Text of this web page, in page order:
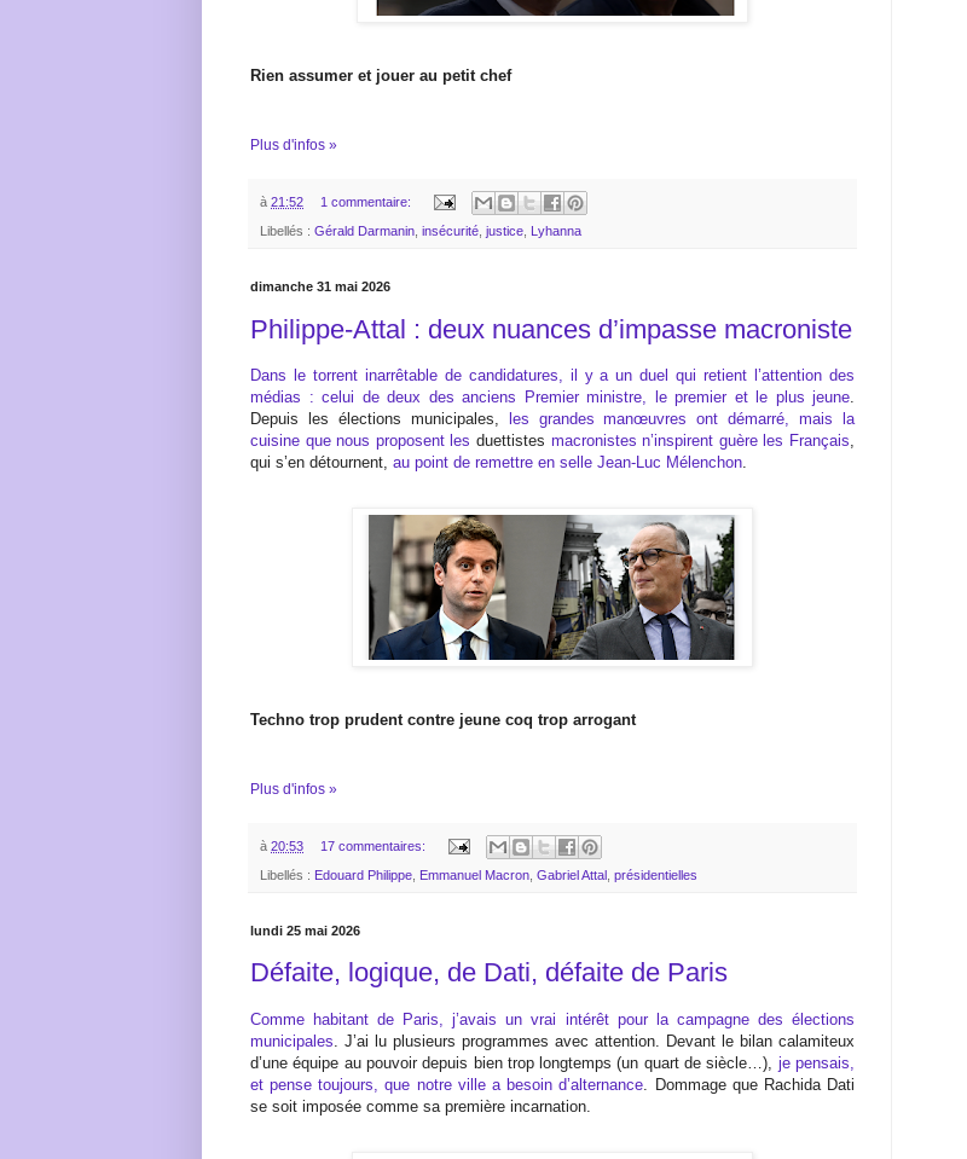
Rien assumer et jouer au petit chef
Plus d'infos »
à 21:52 1 commentaire:
Libellés : Gérald Darmanin insécurité justice Lyhanna
dimanche 31 mai 2026
Philippe-Attal : deux nuances d’impasse macroniste
Dans le torrent inarrêtable de candidatures, il y a un duel qui retient l’attention des
médias : celui de deux des anciens Premier ministre, le premier et le plus jeune
Depuis les élections municipales,
les grandes manœuvres ont démarré, mais la
cuisine que nous proposent les duettistes macronistes n’inspirent guère les Français
qui s’en détournent, au point de remettre en selle Jean-Luc Mélenchon
Techno trop prudent contre jeune coq trop arrogant
Plus d'infos »
à 20:53 17 commentaires:
Libellés : Edouard Philippe Emmanuel Macron Gabriel Attal présidentielles
lundi 25 mai 2026
Défaite, logique, de Dati, défaite de Paris
Comme habitant de Paris, j’avais un vrai intérêt pour la campagne des élections
municipales . J’ai lu plusieurs programmes avec attention. Devant le bilan calamiteux
d’une équipe au pouvoir depuis bien trop longtemps (un quart de siècle…), je pensais,
et pense toujours, que notre ville a besoin d’alternance . Dommage que Rachida Dati
se soit imposée comme sa première incarnation.